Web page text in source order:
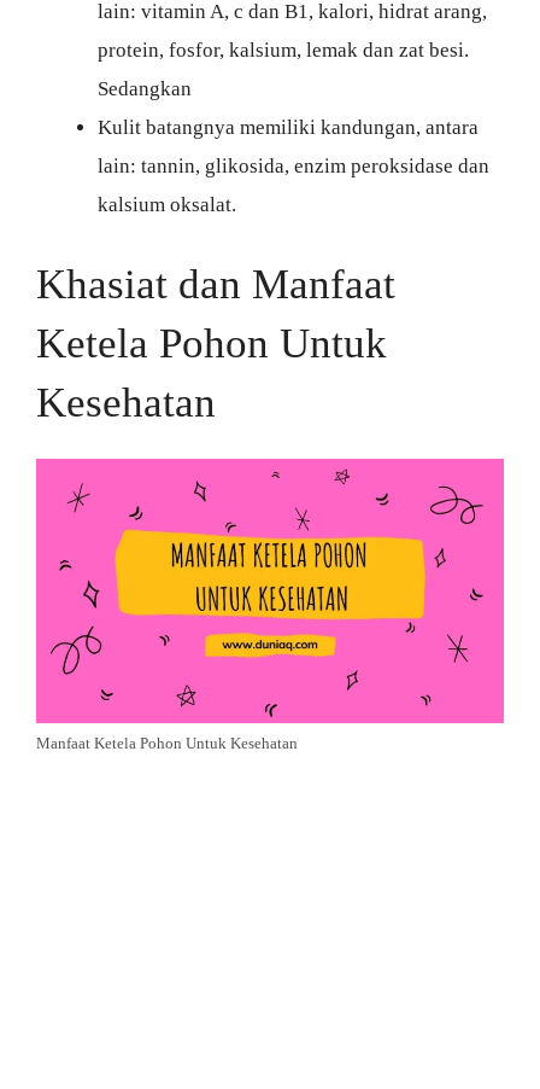
lain: vitamin A, c dan B1, kalori, hidrat arang,
protein, fosfor, kalsium, lemak dan zat besi.
Sedangkan
Kulit batangnya memiliki kandungan, antara
lain: tannin, glikosida, enzim peroksidase dan
kalsium oksalat.
Khasiat dan Manfaat
Ketela Pohon Untuk
Kesehatan
Manfaat Ketela Pohon Untuk Kesehatan